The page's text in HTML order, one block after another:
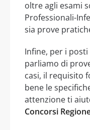
oltre agli esami
Professionali-
sia prove
Infine, per i
parliamo di
casi, il requisito
bene le
attenzione ti
Concorsi